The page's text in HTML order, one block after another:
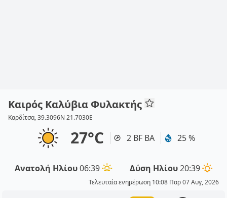
Καιρός Καλύβια Φυλακτής
Καρδίτσα, 39.3096N 21.7030E
27°C 2 BF ΒΑ 25 %
Ανατολή Ηλίου06:39 Δύση Ηλίου20:39
Τελευταία ενημέρωση 10:08 Παρ 07 Αυγ, 2026